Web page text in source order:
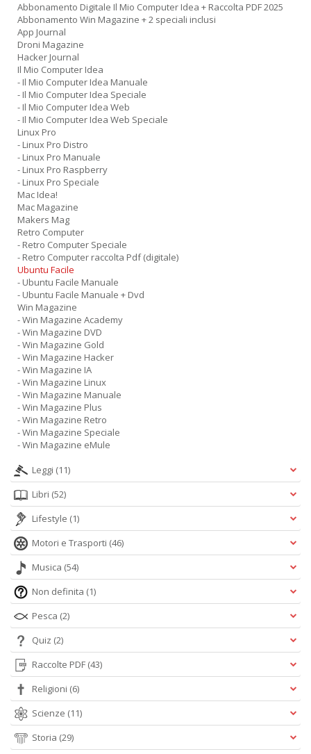
Abbonamento Digitale Il Mio Computer Idea + Raccolta PDF 2025
Abbonamento Win Magazine + 2 speciali inclusi
App Journal
Droni Magazine
Hacker Journal
Il Mio Computer Idea
- Il Mio Computer Idea Manuale
- Il Mio Computer Idea Speciale
- Il Mio Computer Idea Web
- Il Mio Computer Idea Web Speciale
Linux Pro
- Linux Pro Distro
- Linux Pro Manuale
- Linux Pro Raspberry
- Linux Pro Speciale
Mac Idea!
Mac Magazine
Makers Mag
Retro Computer
- Retro Computer Speciale
- Retro Computer raccolta Pdf (digitale)
Ubuntu Facile
- Ubuntu Facile Manuale
- Ubuntu Facile Manuale + Dvd
Win Magazine
- Win Magazine Academy
- Win Magazine DVD
- Win Magazine Gold
- Win Magazine Hacker
- Win Magazine IA
- Win Magazine Linux
- Win Magazine Manuale
- Win Magazine Plus
- Win Magazine Retro
- Win Magazine Speciale
- Win Magazine eMule
Leggi (11)
Libri (52)
Lifestyle (1)
Motori e Trasporti (46)
Musica (54)
Non definita (1)
Pesca (2)
Quiz (2)
Raccolte PDF (43)
Religioni (6)
Scienze (11)
Storia (29)